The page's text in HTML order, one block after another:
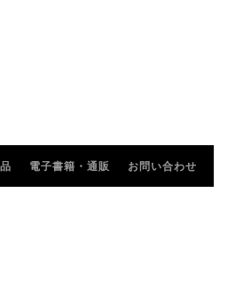
電子書籍・通販 お問い合わせ